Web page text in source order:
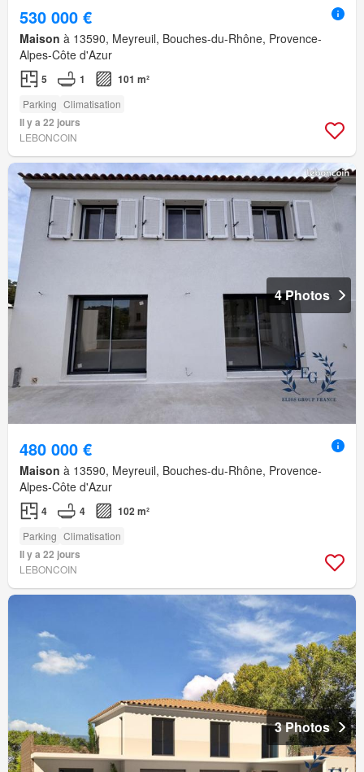
530 000 €
Maison à 13590, Meyreuil, Bouches-du-Rhône, Provence-
Alpes-Côte d'Azur
5 1 101 m²
Parking Climatisation
Il y a 22 jours
LEBONCOIN
4 Photos
480 000 €
Maison à 13590, Meyreuil, Bouches-du-Rhône, Provence-
Alpes-Côte d'Azur
4 4 102 m²
Parking Climatisation
Il y a 22 jours
LEBONCOIN
3 Photos